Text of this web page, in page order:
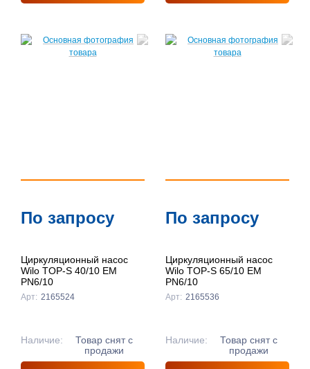
По запросу
Циркуляционный насос
Wilo TOP-S 40/10 EM
PN6/10
Арт: 2165524
Наличие:
Товар снят с
продажи
По запросу
Циркуляционный насос
Wilo TOP-S 65/10 EM
PN6/10
Арт: 2165536
Наличие:
Товар снят с
продажи